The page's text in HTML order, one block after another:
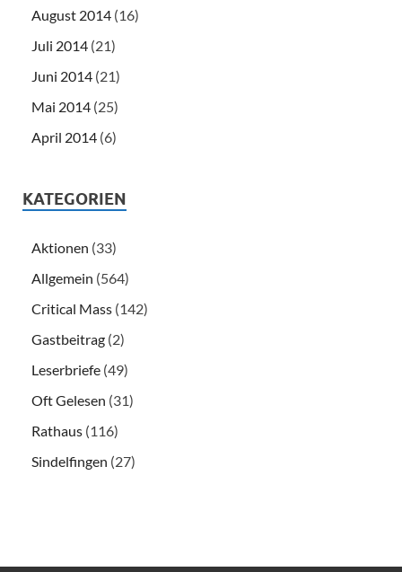
August 2014 (16)
Juli 2014 (21)
Juni 2014 (21)
Mai 2014 (25)
April 2014 (6)
KATEGORIEN
Aktionen (33)
Allgemein (564)
Critical Mass (142)
Gastbeitrag (2)
Leserbriefe (49)
Oft Gelesen (31)
Rathaus (116)
Sindelfingen (27)